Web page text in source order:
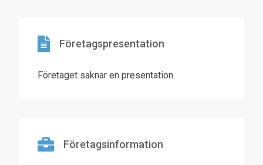
Företagspresentation
Företaget saknar en presentation.
Företagsinformation